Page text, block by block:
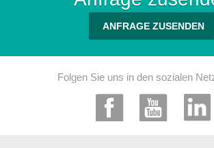
ANFRAGE ZUSENDEN
Folgen Sie uns in den sozialen